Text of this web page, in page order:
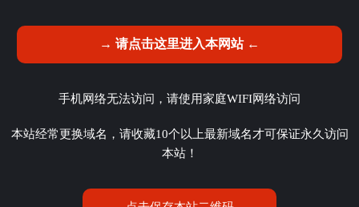
→ 请点击这里进入本网站 ←
手机网络无法访问，请使用家庭WIFI网络访问
本站经常更换域名，请收藏10个以上最新域名才可保证永久访问
本站！